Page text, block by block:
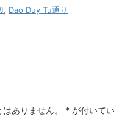
, Dao Duy Tu通り
ありません。 * が付いてい